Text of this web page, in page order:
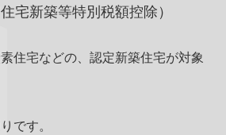
宅新築等特別税額控除）
住宅などの、認定新築住宅が対象
です。